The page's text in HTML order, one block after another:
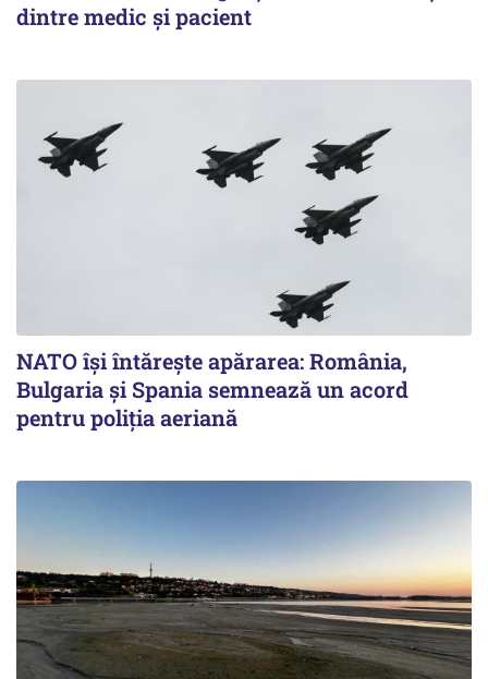
dintre medic și pacient
NATO își întărește apărarea: România,
Bulgaria și Spania semnează un acord
pentru poliția aeriană